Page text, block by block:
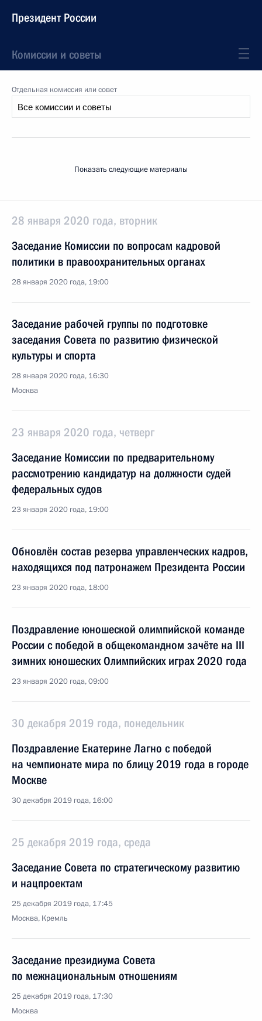
Президент России
Комиссии и советы
Отдельная комиссия или совет
Показать следующие материалы
28 января 2020 года, вторник
Заседание Комиссии по вопросам кадровой
политики в правоохранительных органах
28 января 2020 года, 19:00
Заседание рабочей группы по подготовке
заседания Совета по развитию физической
культуры и спорта
28 января 2020 года, 16:30
Москва
23 января 2020 года, четверг
Заседание Комиссии по предварительному
рассмотрению кандидатур на должности судей
федеральных судов
23 января 2020 года, 19:00
Обновлён состав резерва управленческих кадров,
находящихся под патронажем Президента России
23 января 2020 года, 18:00
Поздравление юношеской олимпийской команде
России с победой в общекомандном зачёте на III
зимних юношеских Олимпийских играх 2020 года
23 января 2020 года, 09:00
30 декабря 2019 года, понедельник
Поздравление Екатерине Лагно с победой
на чемпионате мира по блицу 2019 года в городе
Москве
30 декабря 2019 года, 16:00
25 декабря 2019 года, среда
Заседание Совета по стратегическому развитию
и нацпроектам
25 декабря 2019 года, 17:45
Москва, Кремль
Заседание президиума Совета
по межнациональным отношениям
25 декабря 2019 года, 17:30
Москва